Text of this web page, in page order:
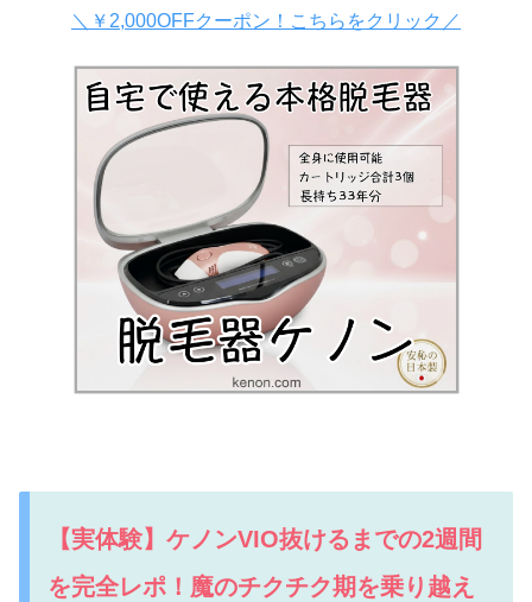
＼￥2,000OFFクーポン！こちらをクリック／
【実体験】ケノンVIO抜けるまでの2週間
を完全レポ！魔のチクチク期を乗り越え